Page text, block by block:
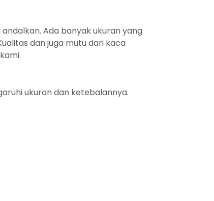
Ada banyak ukuran yang
dan juga mutu dari kaca
ukuran dan ketebalannya.